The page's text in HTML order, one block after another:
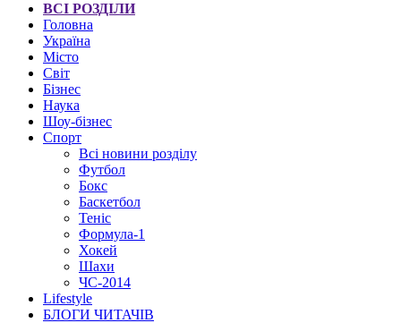
ВСІ РОЗДІЛИ
Головна
Україна
Місто
Світ
Бізнес
Наука
Шоу-бізнес
Спорт
Всі новини розділу
Футбол
Бокс
Баскетбол
Теніс
Формула-1
Хокей
Шахи
ЧС-2014
Lifestyle
БЛОГИ ЧИТАЧІВ